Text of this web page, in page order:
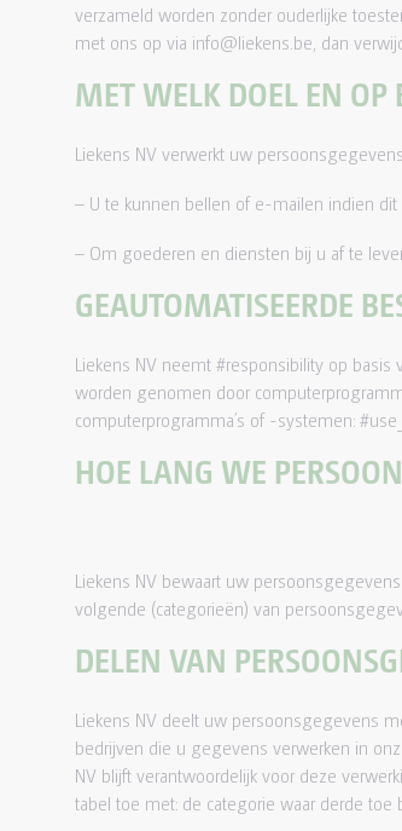
verzameld worden zonder ouderlijke
met ons op via info@liekens.be, dan
MET WELK DOEL EN OP
Liekens NV verwerkt uw
– U te kunnen bellen of e-mailen indien
– Om goederen en diensten bij u af te
GEAUTOMATISEERDE
Liekens NV neemt #responsibility op
worden genomen door
computerprogramma’s of -systemen:
HOE LANG WE
Liekens NV bewaart uw
volgende (categorieën) van
DELEN VAN
Liekens NV deelt uw persoonsgegevens
bedrijven die u gegevens verwerken in
NV blijft verantwoordelijk voor deze
tabel toe met: de categorie waar derde